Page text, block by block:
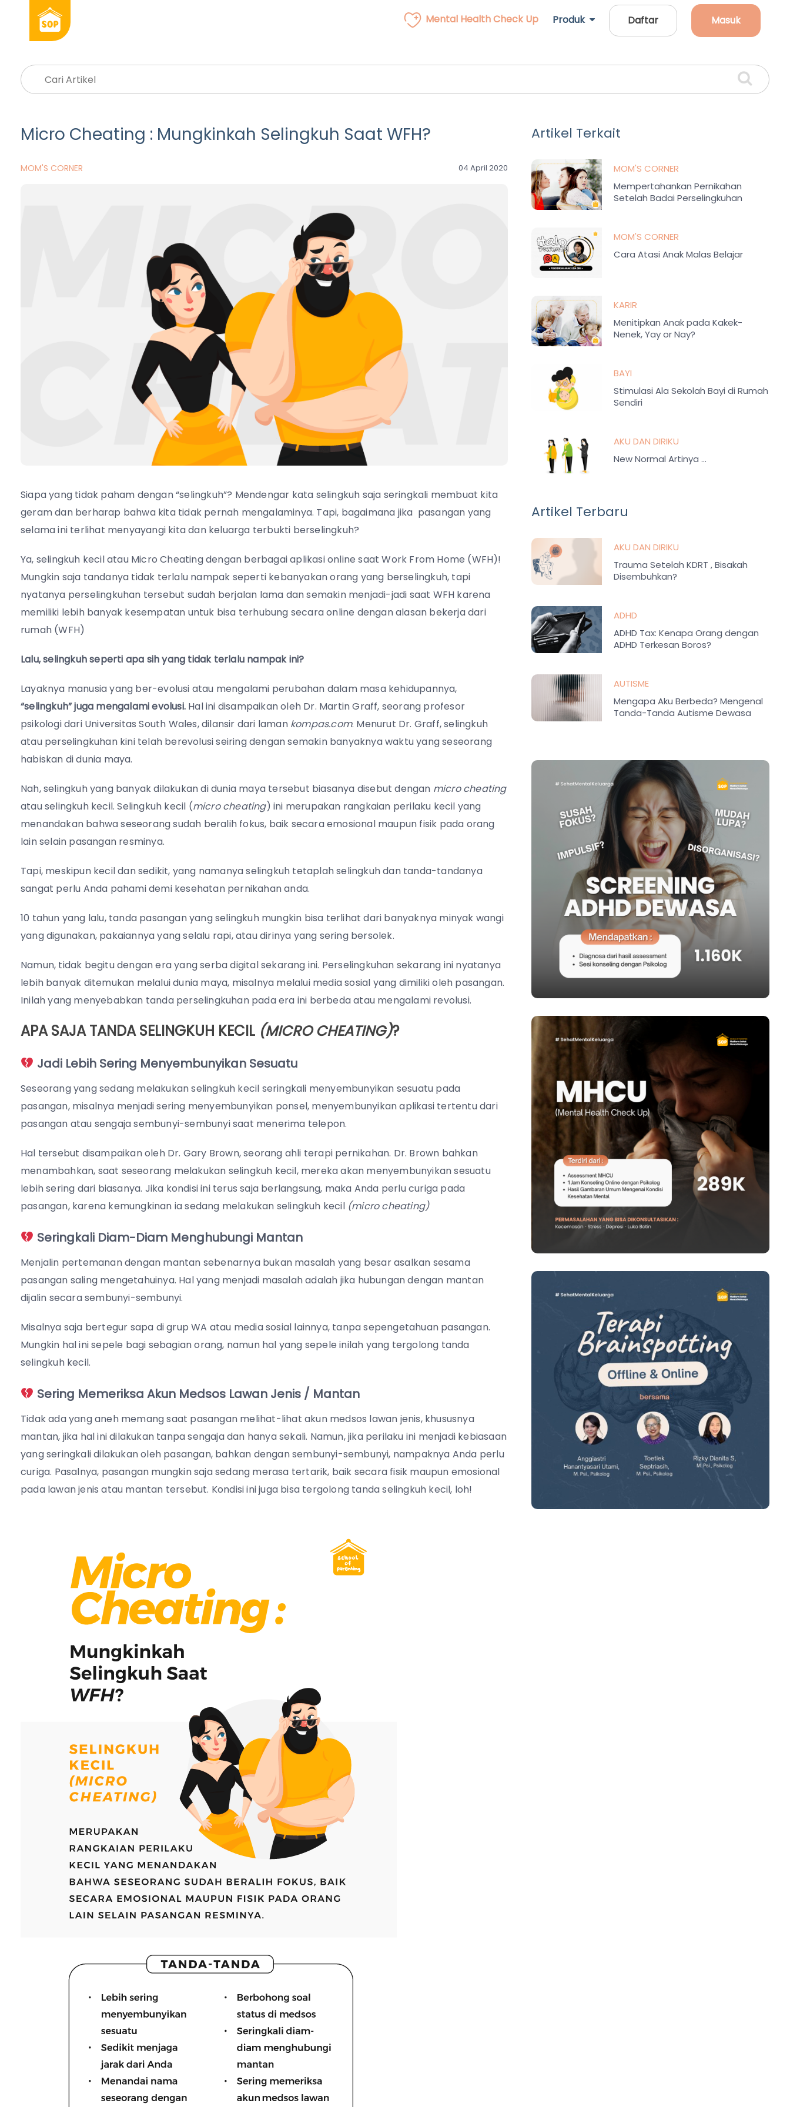
Mental Health Check Up Produk Daftar Masuk
Micro Cheating : Mungkinkah Selingkuh Saat WFH?
MOM'S CORNER 04 April 2020
Siapa yang tidak paham dengan “selingkuh”? Mendengar kata selingkuh saja seringkali membuat kita
geram dan berharap bahwa kita tidak pernah mengalaminya. Tapi, bagaimana jika pasangan yang
selama ini terlihat menyayangi kita dan keluarga terbukti berselingkuh?
Ya, selingkuh kecil atau Micro Cheating dengan berbagai aplikasi online saat Work From Home (WFH)!
Mungkin saja tandanya tidak terlalu nampak seperti kebanyakan orang yang berselingkuh, tapi
nyatanya perselingkuhan tersebut sudah berjalan lama dan semakin menjadi-jadi saat WFH karena
memiliki lebih banyak kesempatan untuk bisa terhubung secara online dengan alasan bekerja dari
rumah (WFH)
Lalu, selingkuh seperti apa sih yang tidak terlalu nampak ini?
Layaknya manusia yang ber-evolusi atau mengalami perubahan dalam masa kehidupannya,
“selingkuh” juga mengalami evolusi. Hal ini disampaikan oleh Dr. Martin Graff, seorang profesor
psikologi dari Universitas South Wales, dilansir dari laman kompas.com. Menurut Dr. Graff, selingkuh
atau perselingkuhan kini telah berevolusi seiring dengan semakin banyaknya waktu yang seseorang
habiskan di dunia maya.
Nah, selingkuh yang banyak dilakukan di dunia maya tersebut biasanya disebut dengan micro cheating
atau selingkuh kecil. Selingkuh kecil (micro cheating) ini merupakan rangkaian perilaku kecil yang
menandakan bahwa seseorang sudah beralih fokus, baik secara emosional maupun fisik pada orang
lain selain pasangan resminya.
Tapi, meskipun kecil dan sedikit, yang namanya selingkuh tetaplah selingkuh dan tanda-tandanya
sangat perlu Anda pahami demi kesehatan pernikahan anda.
10 tahun yang lalu, tanda pasangan yang selingkuh mungkin bisa terlihat dari banyaknya minyak wangi
yang digunakan, pakaiannya yang selalu rapi, atau dirinya yang sering bersolek.
Namun, tidak begitu dengan era yang serba digital sekarang ini. Perselingkuhan sekarang ini nyatanya
lebih banyak ditemukan melalui dunia maya, misalnya melalui media sosial yang dimiliki oleh pasangan.
Inilah yang menyebabkan tanda perselingkuhan pada era ini berbeda atau mengalami revolusi.
APA SAJA TANDA SELINGKUH KECIL (MICRO CHEATING)?
Jadi Lebih Sering Menyembunyikan Sesuatu
Seseorang yang sedang melakukan selingkuh kecil seringkali menyembunyikan sesuatu pada
pasangan, misalnya menjadi sering menyembunyikan ponsel, menyembunyikan aplikasi tertentu dari
pasangan atau sengaja sembunyi-sembunyi saat menerima telepon.
Hal tersebut disampaikan oleh Dr. Gary Brown, seorang ahli terapi pernikahan. Dr. Brown bahkan
menambahkan, saat seseorang melakukan selingkuh kecil, mereka akan menyembunyikan sesuatu
lebih sering dari biasanya. Jika kondisi ini terus saja berlangsung, maka Anda perlu curiga pada
pasangan, karena kemungkinan ia sedang melakukan selingkuh kecil (micro cheating)
Seringkali Diam-Diam Menghubungi Mantan
Menjalin pertemanan dengan mantan sebenarnya bukan masalah yang besar asalkan sesama
pasangan saling mengetahuinya. Hal yang menjadi masalah adalah jika hubungan dengan mantan
dijalin secara sembunyi-sembunyi.
Misalnya saja bertegur sapa di grup WA atau media sosial lainnya, tanpa sepengetahuan pasangan.
Mungkin hal ini sepele bagi sebagian orang, namun hal yang sepele inilah yang tergolong tanda
selingkuh kecil.
Sering Memeriksa Akun Medsos Lawan Jenis / Mantan
Tidak ada yang aneh memang saat pasangan melihat-lihat akun medsos lawan jenis, khususnya
mantan, jika hal ini dilakukan tanpa sengaja dan hanya sekali. Namun, jika perilaku ini menjadi kebiasaan
yang seringkali dilakukan oleh pasangan, bahkan dengan sembunyi-sembunyi, nampaknya Anda perlu
curiga. Pasalnya, pasangan mungkin saja sedang merasa tertarik, baik secara fisik maupun emosional
pada lawan jenis atau mantan tersebut. Kondisi ini juga bisa tergolong tanda selingkuh kecil, loh!
Artikel Terkait
MOM'S CORNER
Mempertahankan Pernikahan
Setelah Badai Perselingkuhan
MOM'S CORNER
Cara Atasi Anak Malas Belajar
KARIR
Menitipkan Anak pada Kakek-
Nenek, Yay or Nay?
BAYI
Stimulasi Ala Sekolah Bayi di Rumah
Sendiri
AKU DAN DIRIKU
New Normal Artinya …
Artikel Terbaru
AKU DAN DIRIKU
Trauma Setelah KDRT , Bisakah
Disembuhkan?
ADHD
ADHD Tax: Kenapa Orang dengan
ADHD Terkesan Boros?
AUTISME
Mengapa Aku Berbeda? Mengenal
Tanda-Tanda Autisme Dewasa